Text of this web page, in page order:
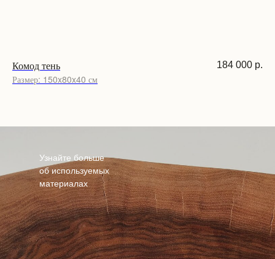
Комод тень
Размер: 150x80x40 см
184 000 р.
Узнайте больше
об используемых
материалах
Нужен другой размер, хотите другой
материал столешницы или не нашли
подходящую модель? — мы умеем делать